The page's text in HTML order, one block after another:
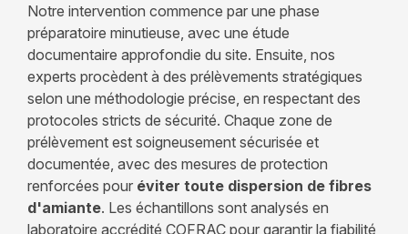
Notre intervention commence par une phase
préparatoire minutieuse, avec une étude
documentaire approfondie du site. Ensuite, nos
experts procèdent à des prélèvements stratégiques
selon une méthodologie précise, en respectant des
protocoles stricts de sécurité. Chaque zone de
prélèvement est soigneusement sécurisée et
documentée, avec des mesures de protection
renforcées pour éviter toute dispersion de fibres
d'amiante. Les échantillons sont analysés en
laboratoire accrédité COFRAC pour garantir la fiabilité